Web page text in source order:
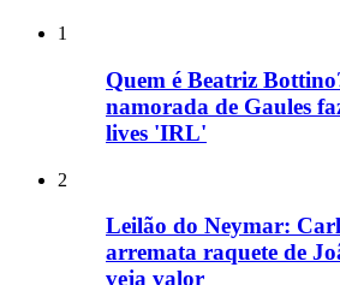
1
Quem é Beatriz
namorada de Gaules
lives 'IRL'
2
Leilão do Neymar:
arremata raquete de
veja valor